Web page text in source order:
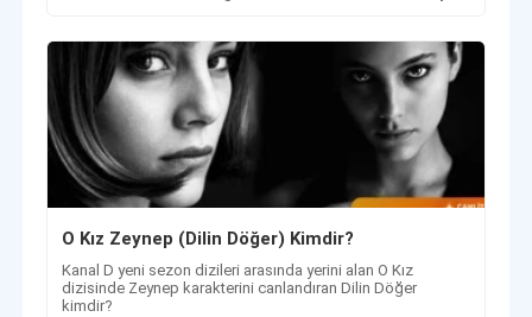
O Kız Zeynep (Dilin Döğer) Kimdir?
Kanal D yeni sezon dizileri arasında yerini alan O Kız
dizisinde Zeynep karakterini canlandıran Dilin Döğer
kimdir?